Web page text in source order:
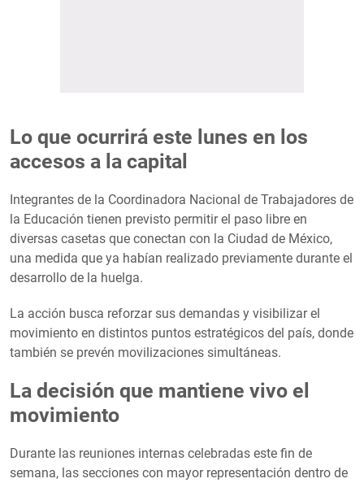
Lo que ocurrirá este lunes en los
accesos a la capital
Integrantes de la Coordinadora Nacional de Trabajadores de
la Educación tienen previsto permitir el paso libre en
diversas casetas que conectan con la Ciudad de México,
una medida que ya habían realizado previamente durante el
desarrollo de la huelga.
La acción busca reforzar sus demandas y visibilizar el
movimiento en distintos puntos estratégicos del país, donde
también se prevén movilizaciones simultáneas.
La decisión que mantiene vivo el
movimiento
Durante las reuniones internas celebradas este fin de
semana, las secciones con mayor representación dentro de